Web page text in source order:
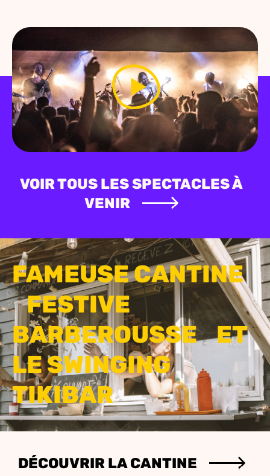
VOIR TOUS LES SPECTACLES À
VENIR
FAMEUSE CANTINE
FESTIVE
BARBEROUSSE ET
LE SWINGING
TIKIBAR
DÉCOUVRIR LA CANTINE